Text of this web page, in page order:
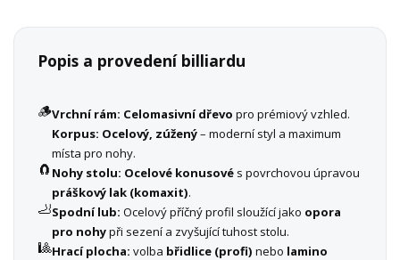
Popis a provedení billiardu
🪵Vrchní rám: Celomasivní dřevo pro prémiový vzhled.
Korpus: Ocelový, zúžený– moderní styl a maximum
místa pro nohy.
🧲 Nohy stolu: Ocelové konusové s povrchovou úpravou
práškový lak (komaxit).
🦶Spodní lub: Ocelový příčný profil sloužící jako opora
pro nohypři sezení a zvyšující tuhost stolu.
🎱Hrací plocha: volba břidlice (profi) nebo lamino